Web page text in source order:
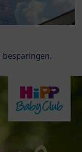
besparingen.